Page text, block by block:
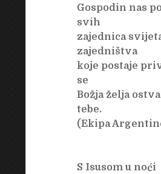
Gospodin nas
svih
zajednica
zajedništva
koje postaje
se
Božja želja
tebe.
(Ekipa
S Isusom u noći